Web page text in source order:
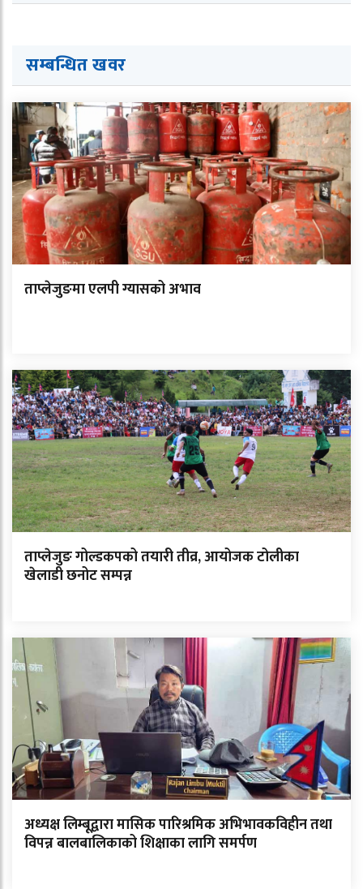
सम्बन्धित खवर
ताप्लेजुङमा एलपी ग्यासको अभाव
ताप्लेजुङ गोल्डकपको तयारी तीव्र, आयोजक टोलीका
खेलाडी छनोट सम्पन्न
अध्यक्ष लिम्बूद्वारा मासिक पारिश्रमिक अभिभावकविहीन तथा
विपन्न बालबालिकाको शिक्षाका लागि समर्पण